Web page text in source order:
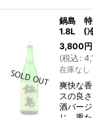
鍋島 特
1.8L (
3,800円
(税込:
在庫なし
爽快な
スの良
酒バー